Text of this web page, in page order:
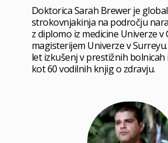
Doktorica Sarah Brewer je
strokovnjakinja na področju
z diplomo iz medicine Univerze v
magisterijem Univerze v
let izkušenj v prestižnih bolnicah
kot 60 vodilnih knjig o zdravju.